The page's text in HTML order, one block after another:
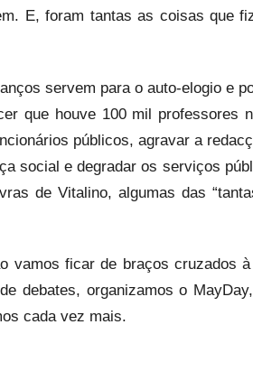
E, foram tantas as coisas que
servem para o auto-elogio e
que houve 100 mil professores
públicos, agravar a
social e degradar os serviços
de Vitalino, algumas das
vamos ficar de braços cruzados
debates, organizamos o
cada vez mais.